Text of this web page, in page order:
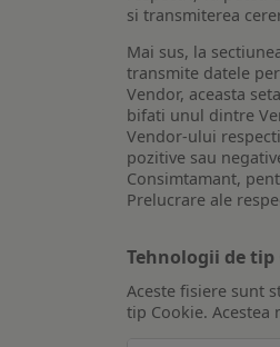
si transmiterea
Mai sus, la
transmite datele
Vendor, aceasta
bifati unul dintre
Vendor-ului
pozitive sau
Consimtamant,
Prelucrare ale
Tehnologii de tip
Aceste fisiere sunt
tip Cookie. Acestea